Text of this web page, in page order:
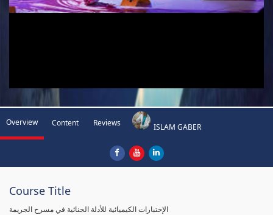
Overview Content Reviews ISLAM GABER
Course Title
الإختبارات الكيميائية للأدلة الجنائية في مسرح الجريمة